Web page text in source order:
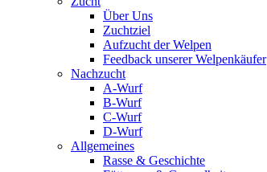
Über Uns
Zuchtziel
Aufzucht der Welpen
Feedback unserer Welpenkäufer
Nachzucht
A-Wurf
B-Wurf
C-Wurf
D-Wurf
Allgemeines
Rasse & Geschichte